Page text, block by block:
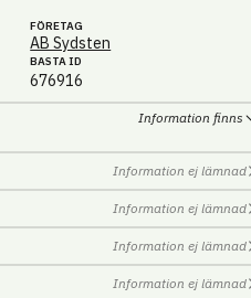
FÖRETAG
AB Sydsten
BASTA ID
676916
Information finns
Information ej lämnad
Information ej lämnad
Information ej lämnad
Information ej lämnad